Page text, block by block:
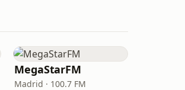
MegaStarFM
Madrid · 100.7 FM